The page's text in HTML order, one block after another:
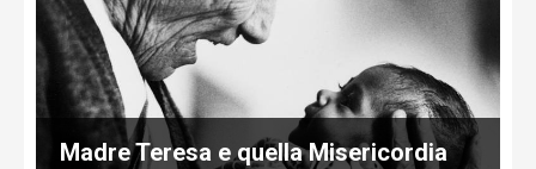
Madre Teresa e quella Misericordia